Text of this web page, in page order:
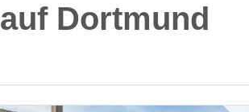
Dortmund